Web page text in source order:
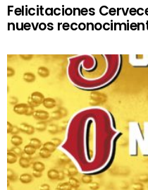
Felicitaciones
nuevos